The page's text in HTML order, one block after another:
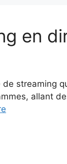
en
streaming
allant